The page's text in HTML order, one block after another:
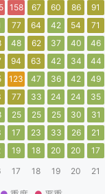
158 67 60 86 91
77 64 42 54 71
48 62 37 40 46
94 63 42 34 44
123 47 36 42 49
77 33 24 24 35
25 25 25 30 31
17 23 33 26 21
19 18 20 20 17
17 18 19 20 21